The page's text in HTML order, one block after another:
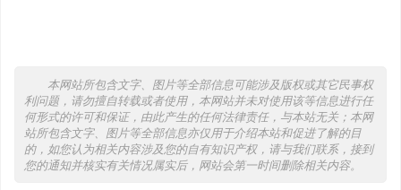
本网站所包含文字、图片等全部信息可能涉及版权或其它民事权
利问题，请勿擅自转载或者使用，本网站并未对使用该等信息进行任
何形式的许可和保证，由此产生的任何法律责任，与本站无关；本网
站所包含文字、图片等全部信息亦仅用于介绍本站和促进了解的目
的，如您认为相关内容涉及您的自有知识产权，请与我们联系，接到
您的通知并核实有关情况属实后，网站会第一时间删除相关内容。